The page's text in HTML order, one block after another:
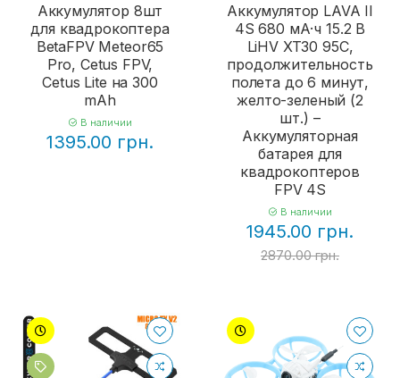
Аккумулятор 8шт
для квадрокоптера
BetaFPV Meteor65
Pro, Cetus FPV,
Cetus Lite на 300
mAh
В наличии
1395.00 грн.
Аккумулятор LAVA II
4S 680 мА·ч 15.2 В
LiHV XT30 95C,
продолжительность
полета до 6 минут,
желто-зеленый (2
шт.) –
Аккумуляторная
батарея для
квадрокоптеров
FPV 4S
В наличии
1945.00 грн.
2870.00 грн.